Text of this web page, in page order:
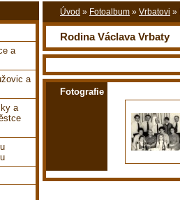
Úvod » Fotoalbum » Vrbatovi »
Rodina Václava Vrbaty
Fotografie
a
a
a